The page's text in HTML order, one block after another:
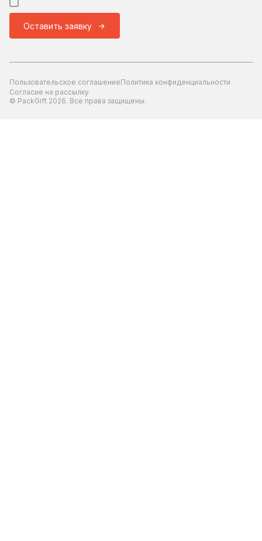
Оставить заявку
Пользовательское соглашениеПолитика конфиденциальности
Согласие на рассылку
© PackGift 2026. Все права защищены.